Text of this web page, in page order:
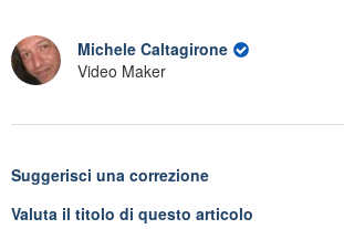
Michele Caltagirone
Video Maker
Suggerisci una correzione
Valuta il titolo di questo articolo